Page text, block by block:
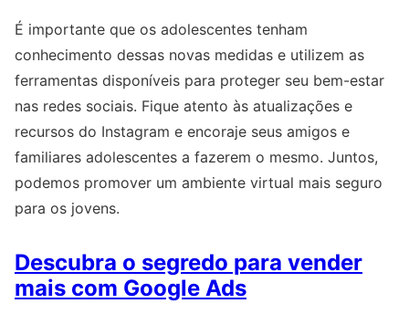
É importante que os adolescentes tenham
conhecimento dessas novas medidas e utilizem as
ferramentas disponíveis para proteger seu bem-estar
nas redes sociais. Fique atento às atualizações e
recursos do Instagram e encoraje seus amigos e
familiares adolescentes a fazerem o mesmo. Juntos,
podemos promover um ambiente virtual mais seguro
para os jovens.
Descubra o segredo para vender
mais com Google Ads